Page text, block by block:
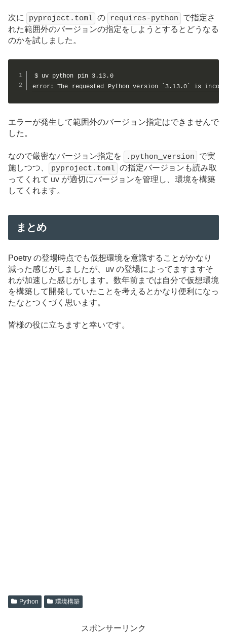
次に pyproject.toml の requires-python
で指定さ
れた範囲外のバージョンの指定をしようとするとどうなる
のかを試しました。
$ uv python pin 3.13.0
error: The requested Python version `3.13.0` is
エラーが発生して範囲外のバージョン指定はできませんで
した。
なので厳密なバージョン指定を .python_version
で実
施しつつ、
pyproject.toml の指定バージョンも読み取
ってくれて uv が適切にバージョンを管理し、環境を構築
してくれます。
まとめ
Poetry の登場時点でも仮想環境を意識することがかなり
減った感じがしましたが、uv の登場によってますますそ
れが加速した感じがします。数年前までは自分で仮想環境
を構築して開発していたことを考えるとかなり便利になっ
たなとつくづく思います。
皆様の役に立ちますと幸いです。
Python 環境構築
スポンサーリンク